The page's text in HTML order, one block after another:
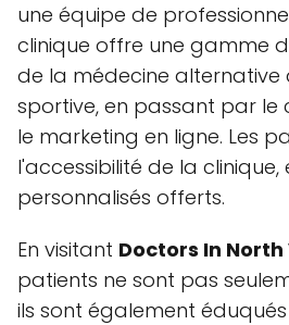
une équipe de
clinique offre une gamme
de la médecine alternative
sportive, en passant par le
le marketing en ligne. Les
l'accessibilité de la clinique,
personnalisés offerts.
En visitant Doctors In
patients ne sont pas
ils sont également